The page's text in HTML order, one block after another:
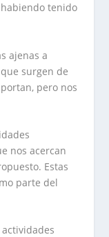
habiendo tenido
ajenas a
surgen de
pero nos
nos acercan
Estas
parte del